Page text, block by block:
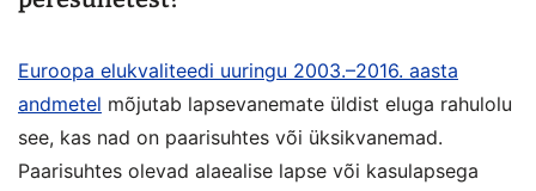
Euroopa elukvaliteedi uuringu 2003.–2016. aasta
andmetel mõjutab lapsevanemate üldist eluga rahulolu
see, kas nad on paarisuhtes või üksikvanemad.
Paarisuhtes olevad alaealise lapse või kasulapsega